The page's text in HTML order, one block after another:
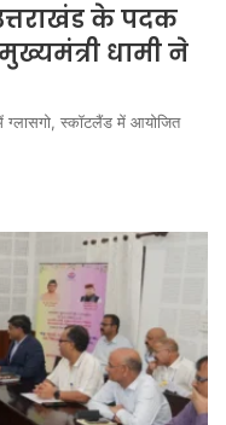
के पदक
धामी ने
ग्लासगो, स्कॉटलैंड में आयोजित